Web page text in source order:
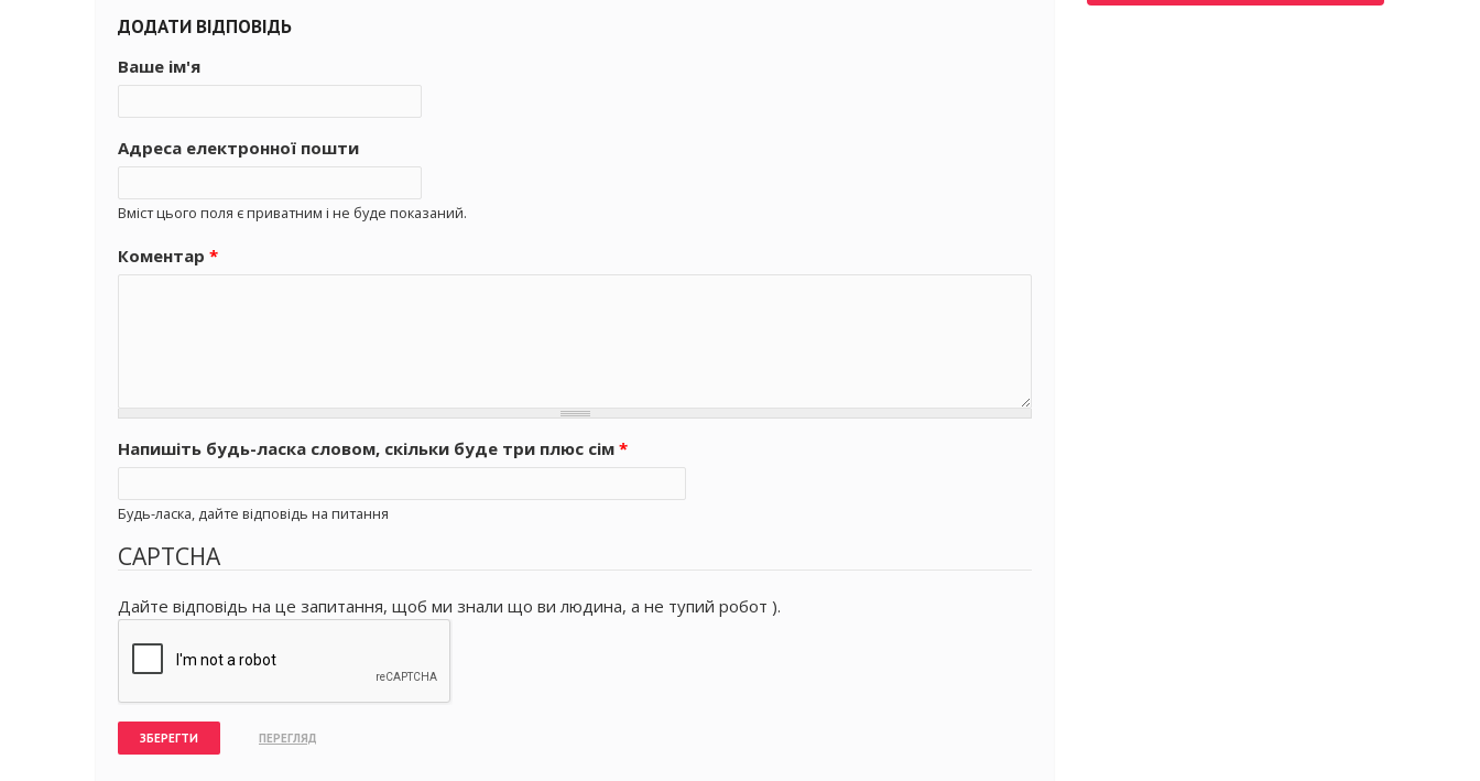
ДОДАТИ ВІДПОВІДЬ
Ваше ім'я
Адреса електронної пошти
Вміст цього поля є приватним і не буде показаний.
Коментар *
Напишіть будь-ласка словом, скільки буде три плюс сім *
Будь-ласка, дайте відповідь на питання
CAPTCHA
Дайте відповідь на це запитання, щоб ми знали що ви людина, а не тупий робот ).